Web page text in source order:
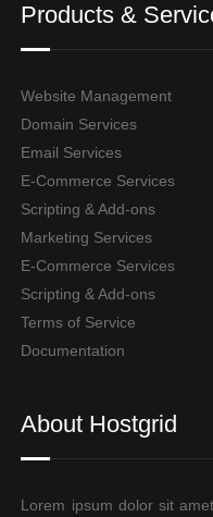
Products &
Website Management
Domain Services
Email Services
E-Commerce Services
Scripting & Add-ons
Marketing Services
E-Commerce Services
Scripting & Add-ons
Terms of Service
Documentation
About Hostgrid
Lorem ipsum dolor sit